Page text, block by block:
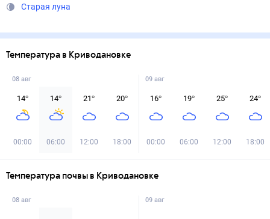
Старая луна
Температура в Криводановке
08 авг
14°
00:00
14°
06:00
21°
12:00
20°
18:00
09 авг
16°
00:00
19°
06:00
25°
12:00
24°
18:00
Температура почвы в Криводановке
08 авг 09 авг